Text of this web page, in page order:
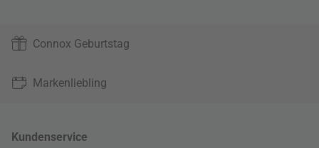
Connox Geburtstag
Markenliebling
Kundenservice